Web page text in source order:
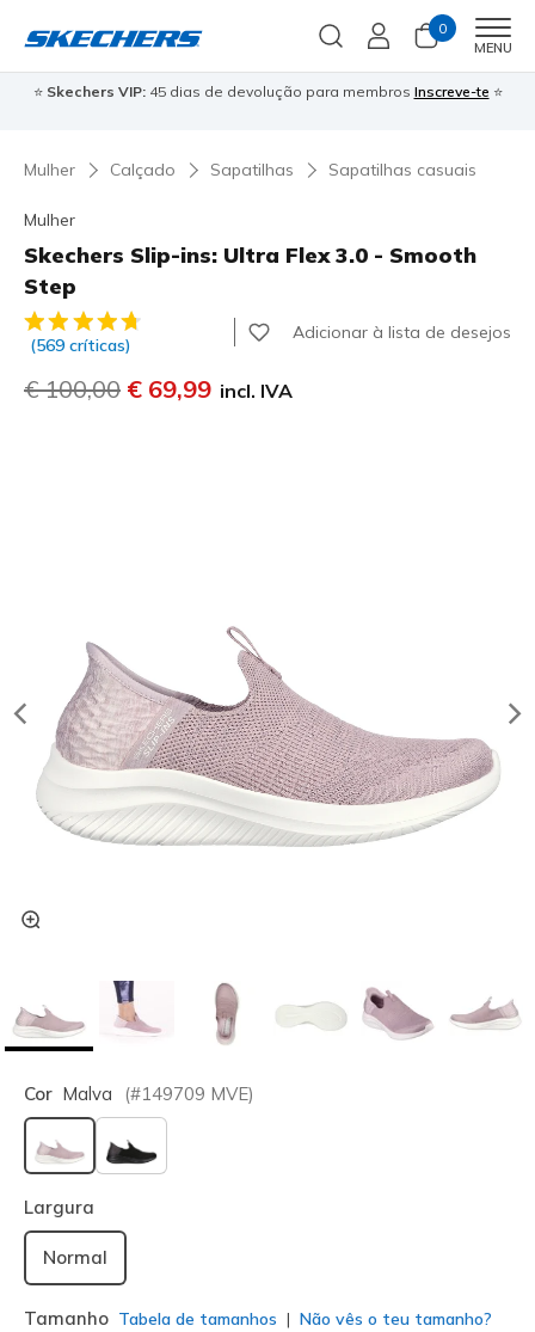
0
MENU
⭐ Skechers VIP:45 dias de devolução para membros Inscreve-te ⭐
Mulher Calçado Sapatilhas Sapatilhas casuais
Mulher
Skechers Slip-ins: Ultra Flex 3.0 - Smooth
Step
3$9 de 5 – Classificação do cliente
(569 críticas)
Adicionar à lista de desejos
Preço com desconto de
€ 100,00 para
€ 69,99 incl. IVA
Cor Malva (#149709 MVE)
selecionado
Largura
Normal
Tamanho Tabela de tamanhos Não vês o teu tamanho?